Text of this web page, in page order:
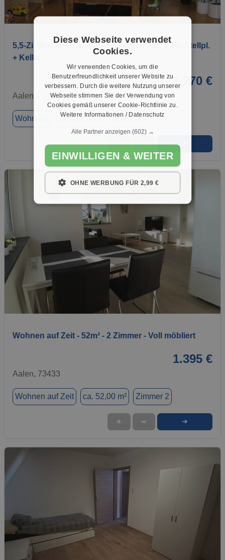
1 / 19
5,5-Zi. Wohnung in Wasseralfingen incl. 2 TG-Stellpl.
+ Keller
1.270 €
Aalen, 73433
Wohnung ca. 119,00 m² Zimmer 5
★ ➦
1 / 13
Wohnen auf Zeit - 52m² - 2 Zimmer - Voll möbliert
1.395 €
Aalen, 73433
Wohnen auf Zeit ca. 52,00 m² Zimmer 2
★ ➦ ➜
Diese Webseite verwendet
Cookies.
Wir verwenden Cookies, um die
Benutzerfreundlichkeit unserer Website zu
verbessern. Durch die weitere Nutzung unserer
Webseite stimmen Sie der Verwendung von
Cookies gemäß unserer Cookie-Richtlinie zu.
Weitere Informationen / Datenschutz
Alle Partner anzeigen (602) →
EINWILLIGEN & WEITER
OHNE WERBUNG FÜR 2,99 €